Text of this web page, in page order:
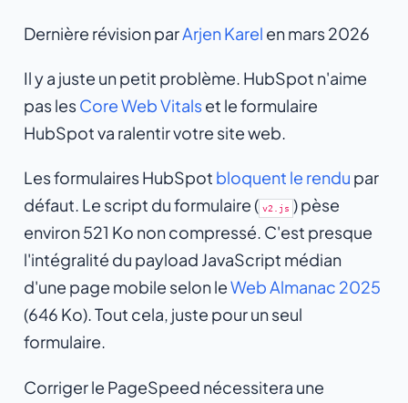
Dernière révision parArjen Karel en mars 2026
Il y a juste un petit problème. HubSpot n'aime
pas lesCore Web Vitalset le formulaire
HubSpot va ralentir votre site web.
Les formulaires HubSpot bloquent le rendu par
défaut. Le script du formulaire ( v2.js ) pèse
environ 521 Ko non compressé. C'est presque
l'intégralité du payload JavaScript médian
d'une page mobile selon leWeb Almanac 2025
(646 Ko). Tout cela, juste pour un seul
formulaire.
Corriger le PageSpeed nécessitera une